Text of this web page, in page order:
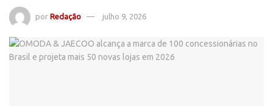
por Redação julho 9, 2026